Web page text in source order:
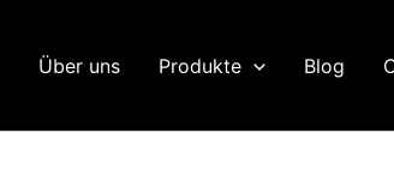
Über uns Produkte Blog